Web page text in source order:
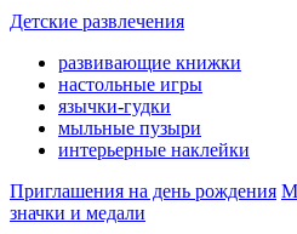
Детские развлечения
развивающие книжки
настольные игры
язычки-гудки
мыльные пузыри
интерьерные наклейки
Приглашения на день рождения
значки и медали